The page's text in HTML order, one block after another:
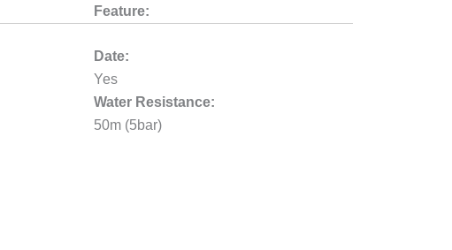
Feature:
Date:
Yes
Water Resistance:
50m (5bar)